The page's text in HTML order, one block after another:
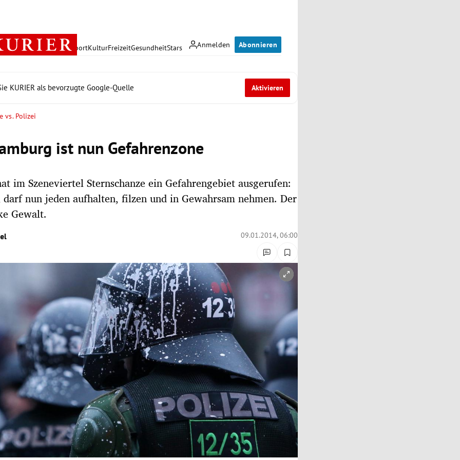
Anmelden Abonnieren
PolitikWirtschaft SportKulturFreizeitGesundheitStars
KURIER als bevorzugte Google-Quelle Aktivieren
vs. Polizei
ist nun Gefahrenzone
im Szeneviertel Sternschanze ein Gefahrengebiet ausgerufen:
nun jeden aufhalten, filzen und in Gewahrsam nehmen. Der
Gewalt.
09.01.2014, 06:00
öffnen/schließen